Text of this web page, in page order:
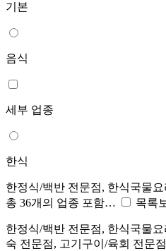
기본
음식
세부 업종
한식
한정식/백반 전문점, 한식국물
총 36개의 업종 포함…
목록
한정식/백반 전문점, 한식국물
숙 전문점, 고기구이/육회 전문